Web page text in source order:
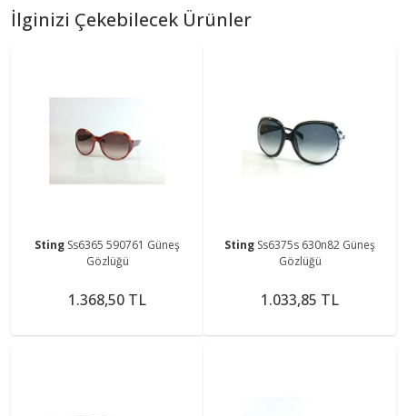
İlginizi Çekebilecek Ürünler
Sting Ss6365 590761 Güneş
Gözlüğü
1.368,50 TL
Sting Ss6375s 630n82 Güneş
Gözlüğü
1.033,85 TL